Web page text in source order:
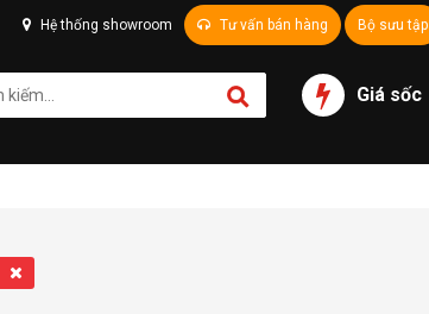
Hệ thống showroom Tư vấn bán hàng Bộ sưu tập
Giá sốc